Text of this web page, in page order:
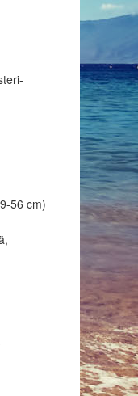
56 cm)